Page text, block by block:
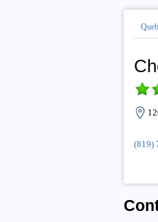
(819)